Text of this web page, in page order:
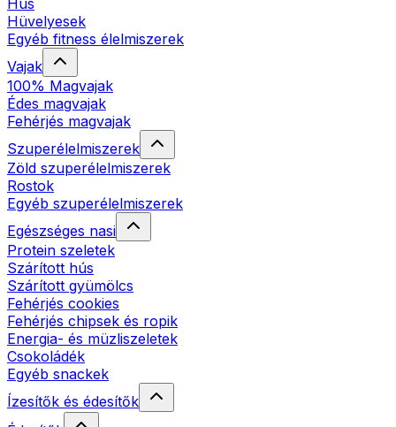
Hús
Hüvelyesek
Egyéb fitness élelmiszerek
Vajak
100% Magvajak
Édes magvajak
Fehérjés magvajak
Szuperélelmiszerek
Zöld szuperélelmiszerek
Rostok
Egyéb szuperélelmiszerek
Egészséges nasi
Protein szeletek
Szárított hús
Szárított gyümölcs
Fehérjés cookies
Fehérjés chipsek és ropik
Energia- és müzliszeletek
Csokoládék
Egyéb snackek
Ízesítők és édesítők